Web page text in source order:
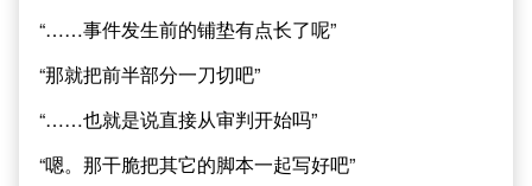
“……事件发生前的铺垫有点长了呢”
“那就把前半部分一刀切吧”
“……也就是说直接从审判开始吗”
“嗯。那干脆把其它的脚本一起写好吧”